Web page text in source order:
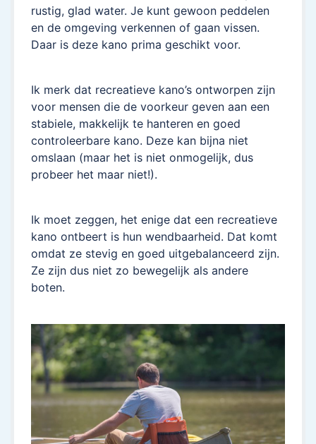
rustig, glad water. Je kunt gewoon peddelen
en de omgeving verkennen of gaan vissen.
Daar is deze kano prima geschikt voor.
Ik merk dat recreatieve kano’s ontworpen zijn
voor mensen die de voorkeur geven aan een
stabiele, makkelijk te hanteren en goed
controleerbare kano. Deze kan bijna niet
omslaan (maar het is niet onmogelijk, dus
probeer het maar niet!).
Ik moet zeggen, het enige dat een recreatieve
kano ontbeert is hun wendbaarheid. Dat komt
omdat ze stevig en goed uitgebalanceerd zijn.
Ze zijn dus niet zo bewegelijk als andere
boten.